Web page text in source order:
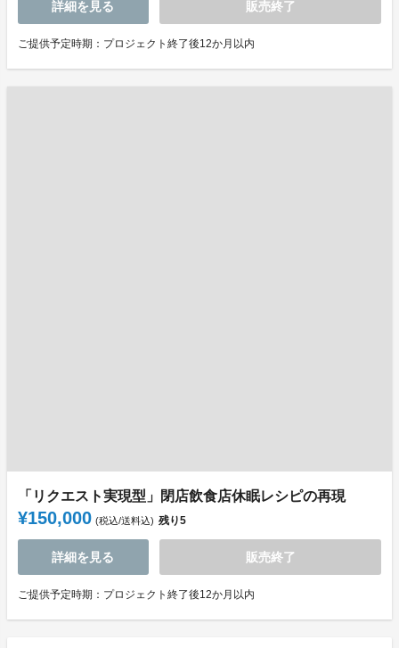
詳細を見る 販売終了
ご提供予定時期：プロジェクト終了後12か月以内
「リクエスト実現型」閉店飲食店休眠レシピの再現
¥150,000 (税込/送料込) 残り5
詳細を見る 販売終了
ご提供予定時期：プロジェクト終了後12か月以内